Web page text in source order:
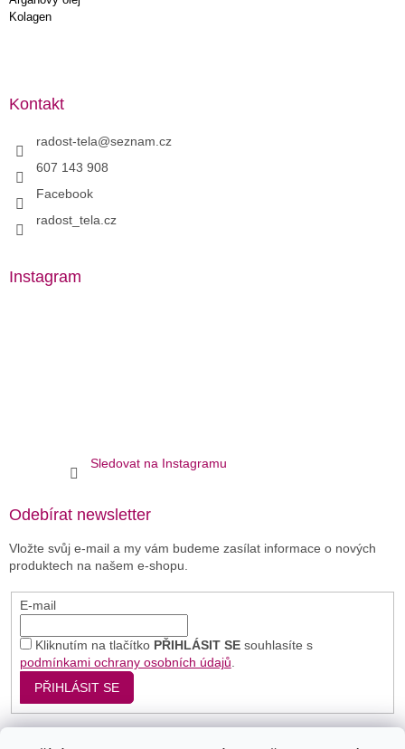
Kolagen
Kontakt
radost-tela@seznam.cz
607 143 908
Facebook
radost_tela.cz
Instagram
Sledovat na Instagramu
Odebírat newsletter
Vložte svůj e-mail a my vám budeme zasílat informace o nových
produktech na našem e-shopu.
E-mail
Kliknutím na tlačítko PŘIHLÁSIT SEsouhlasíte s
podmínkami ochrany osobních údajů
PŘIHLÁSIT SE